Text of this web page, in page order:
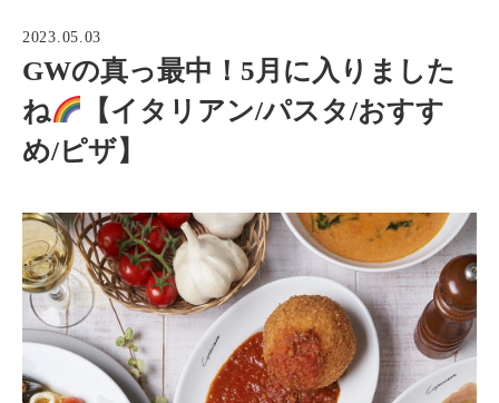
2023.05.03
GWの真っ最中！5月に入りました
ね
【イタリアン/パスタ/おすす
め/ピザ】